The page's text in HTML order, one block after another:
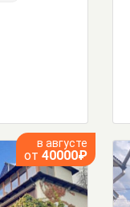
в августе
от 40000₽